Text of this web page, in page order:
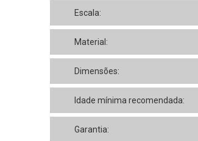
Escala:
Material:
Dimensões:
Idade mínima recomendada:
Garantia: